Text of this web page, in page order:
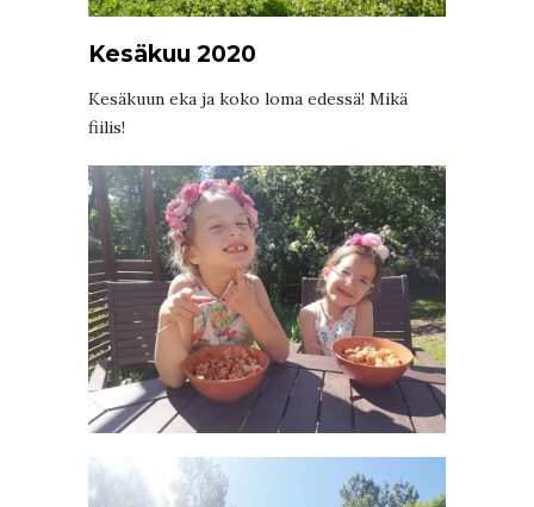
Kesäkuu 2020
Kesäkuun eka ja koko loma edessä! Mikä
fiilis!